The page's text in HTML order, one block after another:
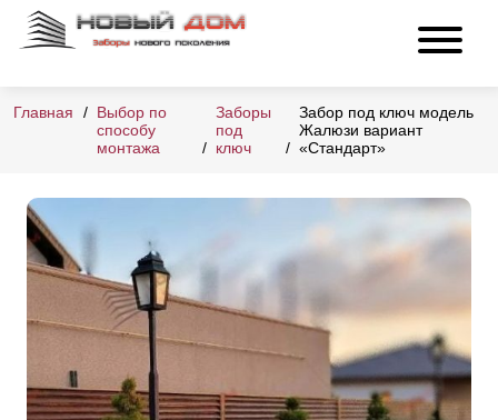
Главная
Выбор по
способу
монтажа
Заборы
под
ключ
Забор под ключ модель
Жалюзи вариант
«Стандарт»